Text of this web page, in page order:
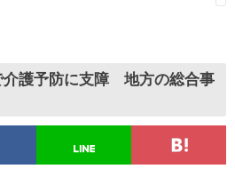
介護予防に支障 地方の総合事